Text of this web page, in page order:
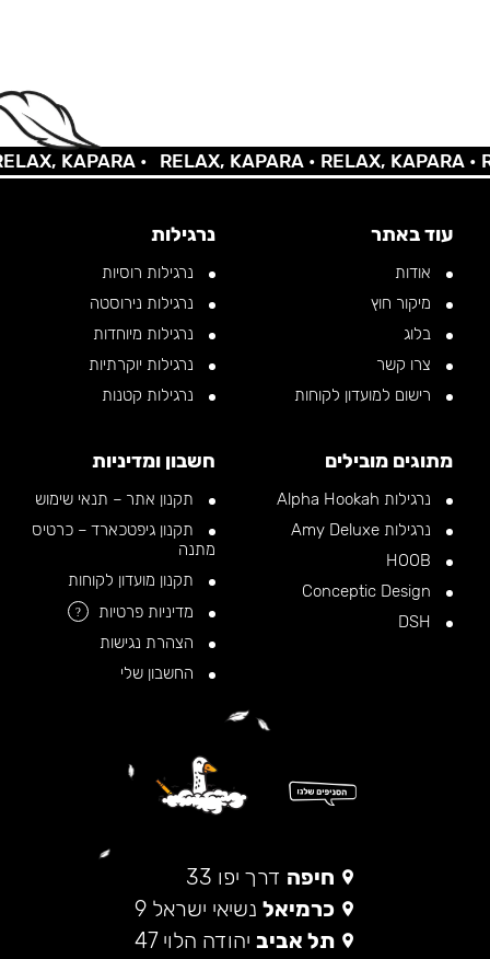
KAPARA • RELAX, KAPARA •RELAX, KAPARA •
עוד באתר
אודות
מיקור חוץ
בלוג
צרו קשר
רישום למועדון לקוחות
נרגילות
נרגילות רוסיות
נרגילות נירוסטה
נרגילות מיוחדות
נרגילות יוקרתיות
נרגילות קטנות
מתוגים מובילים
נרגילות Alpha Hookah
נרגילות Amy Deluxe
חשבון ומדיניות
תקנון אתר – תנאי שימוש
תקנון גיפטכארד – כרטיס
מתנה
תקנון מועדון לקוחות
מדיניות פרטיות
?
הצהרת נגישות
החשבון שלי
חיפה דרך יפו 33
כרמיאל נשיאי ישראל 9
תל אביב יהודה הלוי 47